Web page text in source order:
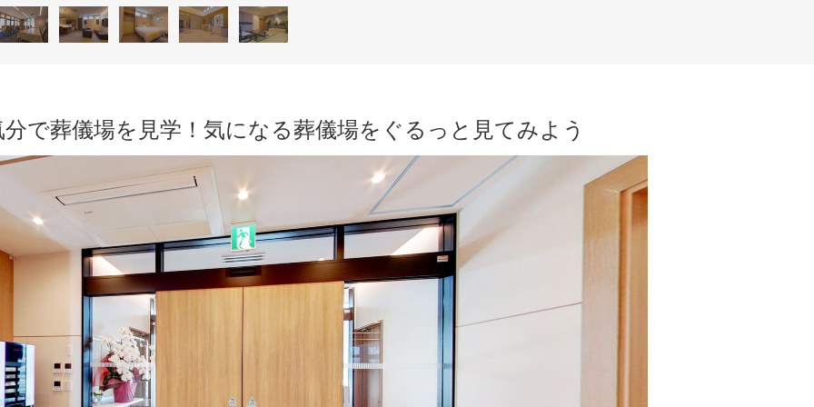
で葬儀場を見学！気になる葬儀場をぐるっと見てみよう